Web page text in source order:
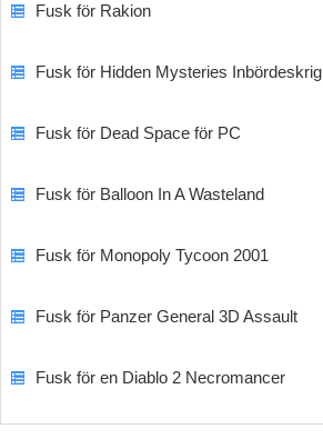
Fusk för Rakion
Fusk för Hidden Mysteries Inbördeskrig
Fusk för Dead Space för PC
Fusk för Balloon In A Wasteland
Fusk för Monopoly Tycoon 2001
Fusk för Panzer General 3D Assault
Fusk för en Diablo 2 Necromancer